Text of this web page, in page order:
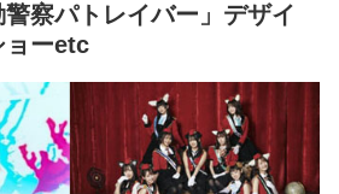
察パトレイバー」デザイ
ョーetc